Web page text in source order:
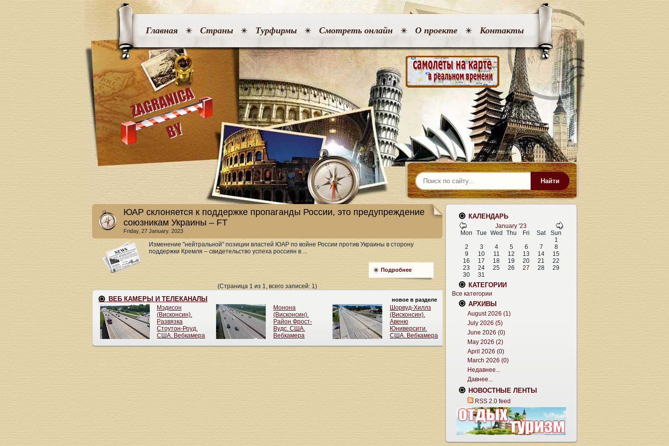
Главная Страны Турфирмы Смотреть онлайн О проекте Контакты
Найти
ЮАР склоняется к поддержке пропаганды России, это предупреждение
союзникам Украины – FT
Friday, 27 January. 2023
Изменение "нейтральной" позиции властей ЮАР по войне России против Украины в сторону
поддержки Кремля – свидетельство успеха россиян в ...
Подробнее
(Страница 1 из 1, всего записей: 1)
КАЛЕНДАРЬ
January '23
Mon
Tue Wed Thu Fri Sat
Sun
1
2
3 4 5 6 7
8
9
10 11 12 13 14
15
16
17 18 19 20 21
22
23
24 25 26 27 28
29
30
31
КАТЕГОРИИ
Все категории
АРХИВЫ
August 2026 (1)
July 2026 (5)
June 2026 (0)
May 2026 (2)
April 2026 (0)
March 2026 (0)
Недавнее...
Давнее...
НОВОСТНЫЕ ЛЕНТЫ
RSS 2.0 feed